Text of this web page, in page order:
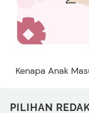
Kenapa Anak
PILIHAN